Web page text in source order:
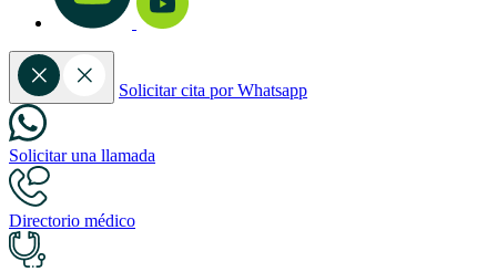
Solicitar cita por Whatsapp
Solicitar una llamada
Directorio médico